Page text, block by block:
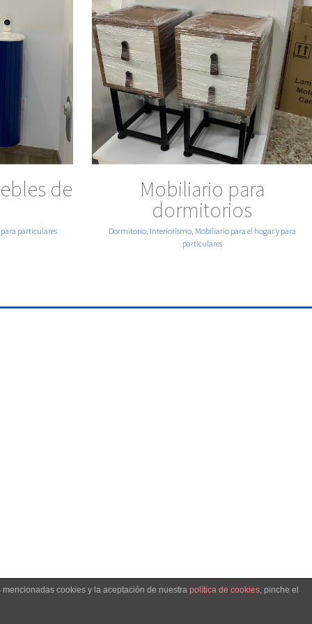
de
particulares
VER MÁS
Mobiliario para
dormitorios
Dormitorio, Interiorismo, Mobiliario para el hogar y para
particulares
cookies y la aceptación de nuestra política de cookies, pinche el